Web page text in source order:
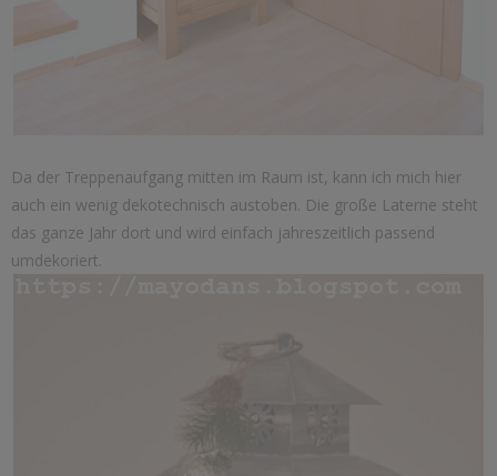
Da der Treppenaufgang mitten im Raum ist, kann ich mich hier
auch ein wenig dekotechnisch austoben. Die große Laterne steht
das ganze Jahr dort und wird einfach jahreszeitlich passend
umdekoriert.